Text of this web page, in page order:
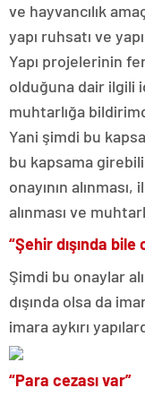
ve hayvancılık
yapı ruhsatı ve
Yapı projelerinin
olduğuna dair ilgili
muhtarlığa
Yani şimdi bu
bu kapsama
onayının
alınması ve
“Şehir dışında
Şimdi bu onaylar
dışında olsa da
imara aykırı
“Para cezası var”